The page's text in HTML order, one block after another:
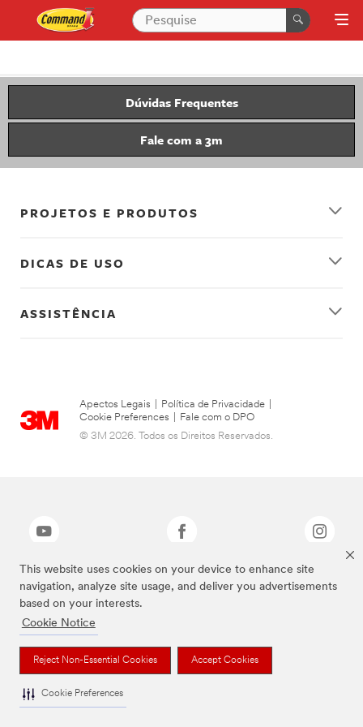
This website uses cookies on your device to enhance site
navigation, analyze site usage, and deliver you advertisements
based on your interests.
Cookie Notice
Reject Non-Essential Cookies Accept Cookies
Cookie Preferences
Dúvidas Frequentes
Fale com a 3m
PROJETOS E PRODUTOS
DICAS DE USO
ASSISTÊNCIA
Apectos Legais Política de Privacidade
Cookie Preferences
Fale com o DPO
© 3M 2026. Todos os Direitos Reservados.
As marcas listadas a cima são marcas comerciais da 3M.